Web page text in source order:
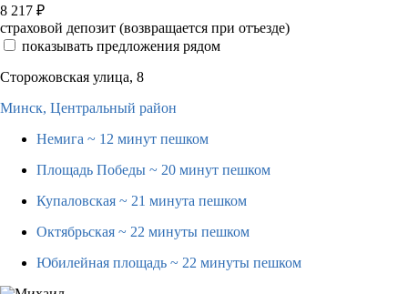
8 217 ₽
страховой депозит (возвращается при отъезде)
показывать предложения рядом
Сторожовская улица, 8
Минск, Центральный район
Немига ~ 12 минут пешком
Площадь Победы ~ 20 минут пешком
Купаловская ~ 21 минута пешком
Октябрьская ~ 22 минуты пешком
Юбилейная площадь ~ 22 минуты пешком